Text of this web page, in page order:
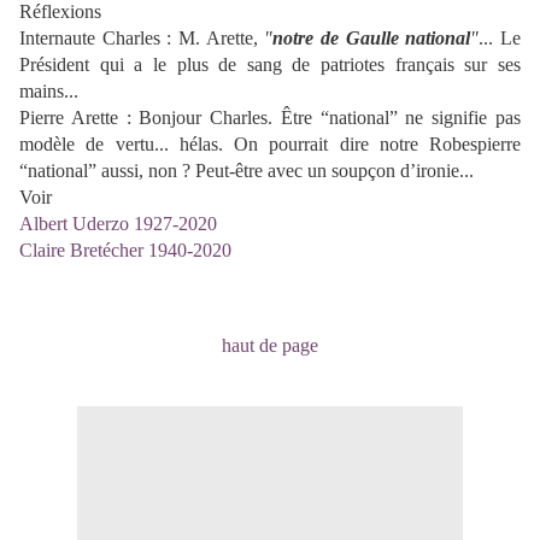
Réflexions
Internaute Charles : M. Arette, "notre de Gaulle national"... Le
Président qui a le plus de sang de patriotes français sur ses
mains...
Pierre Arette : Bonjour Charles. Être “national” ne signifie pas
modèle de vertu... hélas. On pourrait dire notre Robespierre
“national” aussi, non ? Peut-être avec un soupçon d’ironie...
Voir
Albert Uderzo 1927-2020
Claire Bretécher 1940-2020
haut de page